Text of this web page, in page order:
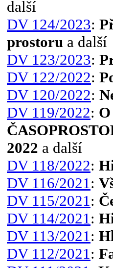
další
DV 124/2023:
prostoru a další
DV 123/2023:
DV 122/2022:
DV 120/2022:
DV 119/2022:
2022 a další
DV 118/2022:
DV 116/2021 :
DV 115/2021 :
DV 114/2021 :
DV 113/2021 :
DV 112/2021 :